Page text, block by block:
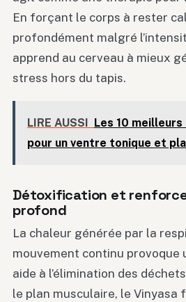
En forçant le corps à rester
profondément malgré
apprend au cerveau à mieux
stress hors du tapis.
LIRE AUSSI
Les 10
pour un ventre tonique et
Détoxification et
profond
La chaleur générée par la
mouvement continu provoque
aide à l’élimination des
le plan musculaire, le Vinyasa